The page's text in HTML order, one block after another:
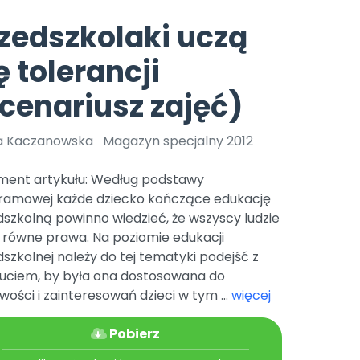
Archiwalne numery
Pomoc
Nowości
Zapowiedzi
Promocje
czerwca 2024 r. uzyskała
Online.
Bliżej Pieska
Pomoc zwierzętom
Książka (dla) Przedszkolaka
Promowanie czytelnictwa
TikTok
Zobacz nas na TikToku
YouTube
uczą
tolerancji
zajęć)
Kaczanowska Magazyn specjalny 2012
artykułu: Według podstawy
każde dziecko kończące edukację
powinno wiedzieć, że wszyscy ludzie
prawa. Na poziomie edukacji
należy do tej tematyki podejść z
by była ona dostosowana do
i zainteresowań dzieci w tym ... więcej
Pobierz